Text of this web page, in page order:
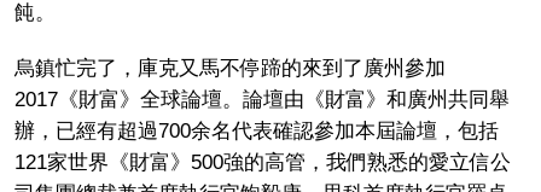
飩。
烏鎮忙完了，庫克又馬不停蹄的來到了廣州參加
2017《財富》全球論壇。論壇由《財富》和廣州共同舉
辦，已經有超過700余名代表確認參加本屆論壇，包括
121家世界《財富》500強的高管，我們熟悉的愛立信公